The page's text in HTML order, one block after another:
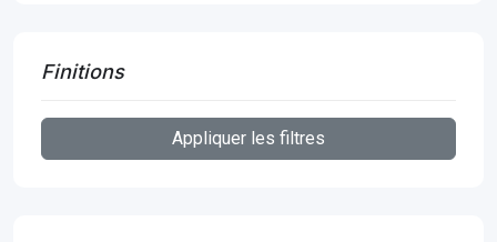
Finitions
Appliquer les filtres